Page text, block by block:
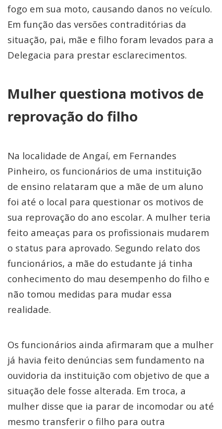
fogo em sua moto, causando danos no veículo.
Em função das versões contraditórias da
situação, pai, mãe e filho foram levados para a
Delegacia para prestar esclarecimentos.
Mulher questiona motivos de
reprovação do filho
Na localidade de Angaí, em Fernandes
Pinheiro, os funcionários de uma instituição
de ensino relataram que a mãe de um aluno
foi até o local para questionar os motivos de
sua reprovação do ano escolar. A mulher teria
feito ameaças para os profissionais mudarem
o status para aprovado. Segundo relato dos
funcionários, a mãe do estudante já tinha
conhecimento do mau desempenho do filho e
não tomou medidas para mudar essa
realidade.
Os funcionários ainda afirmaram que a mulher
já havia feito denúncias sem fundamento na
ouvidoria da instituição com objetivo de que a
situação dele fosse alterada. Em troca, a
mulher disse que ia parar de incomodar ou até
mesmo transferir o filho para outra